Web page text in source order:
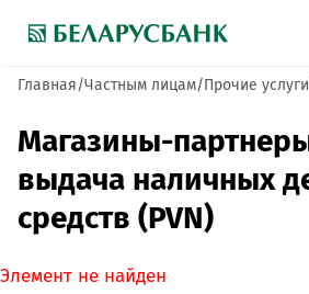
Главная Частным лицам Прочие услуги
Магазины-
выдача наличных
средств (PVN)
Элемент не найден